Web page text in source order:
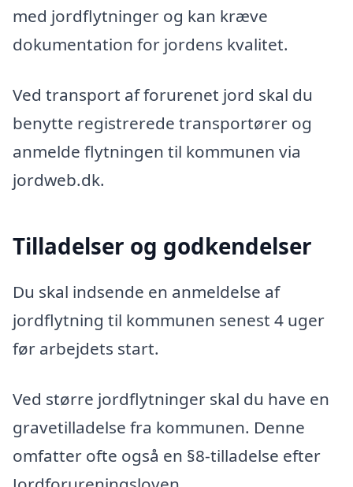
med jordflytninger og kan kræve
dokumentation for jordens kvalitet.
Ved transport af forurenet jord skal du
benytte registrerede transportører og
anmelde flytningen til kommunen via
jordweb.dk.
Tilladelser og godkendelser
Du skal indsende en anmeldelse af
jordflytning til kommunen senest 4 uger
før arbejdets start.
Ved større jordflytninger skal du have en
gravetilladelse fra kommunen. Denne
omfatter ofte også en §8-tilladelse efter